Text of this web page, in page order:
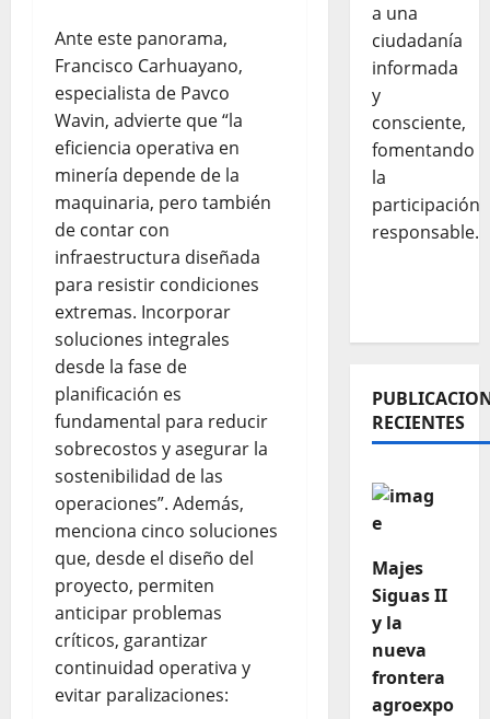
Ante este panorama,
Francisco Carhuayano,
especialista de Pavco
Wavin, advierte que “la
eficiencia operativa en
minería depende de la
maquinaria, pero también
de contar con
infraestructura diseñada
para resistir condiciones
extremas. Incorporar
soluciones integrales
desde la fase de
planificación es
fundamental para reducir
sobrecostos y asegurar la
sostenibilidad de las
operaciones”. Además,
menciona cinco soluciones
que, desde el diseño del
proyecto, permiten
anticipar problemas
críticos, garantizar
continuidad operativa y
evitar paralizaciones:
a una
ciudadanía
informada
y
consciente,
fomentando
la
participación
responsable.
RECIENTES
Majes
Siguas II
y la
nueva
frontera
agroexpo